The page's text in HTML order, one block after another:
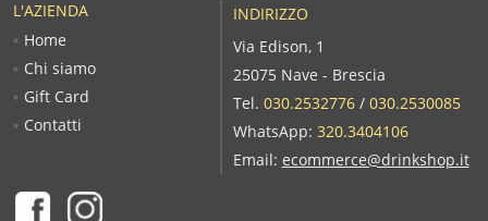
L'AZIENDA
Home
Chi siamo
Gift Card
Contatti
INDIRIZZO
Via Edison, 1
25075 Nave - Brescia
Tel. 030.2532776/ 030.2530085
WhatsApp: 320.3404106
Email: ecommerce@drinkshop.it